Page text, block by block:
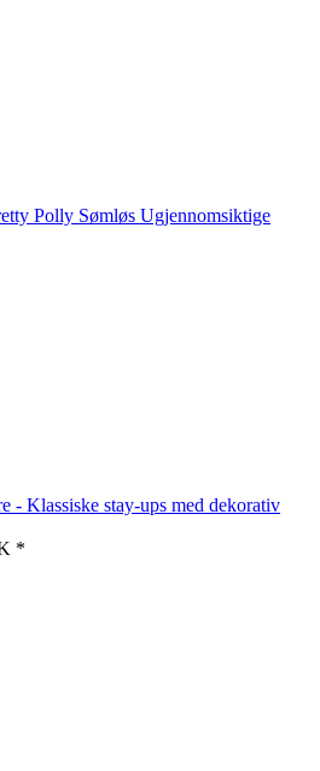
Polly Sømløs Ugjennomsiktige
- Klassiske stay-ups med dekorativ
*